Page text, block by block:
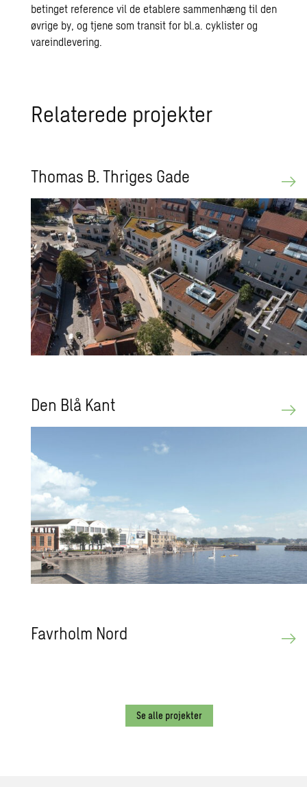
betinget reference vil de etablere sammenhæng til den
øvrige by, og tjene som transit for bl.a. cyklister og
vareindlevering.
Re­la­te­re­de pro­jek­ter
Tho­mas B. Thri­ges Gade
Den Blå Kant
Favr­holm Nord
Se alle projekter